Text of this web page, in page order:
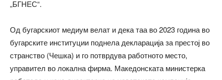
„БГНЕС“.
Од бугарскиот медиум велат и дека таа во 2023 година во
бугарските институции поднела декларација за престој во
странство (Чешка) и го потврдува работното место,
управител во локална фирма. Македонската министерка